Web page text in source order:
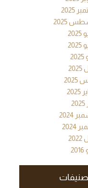
2025
2025
2024
2024